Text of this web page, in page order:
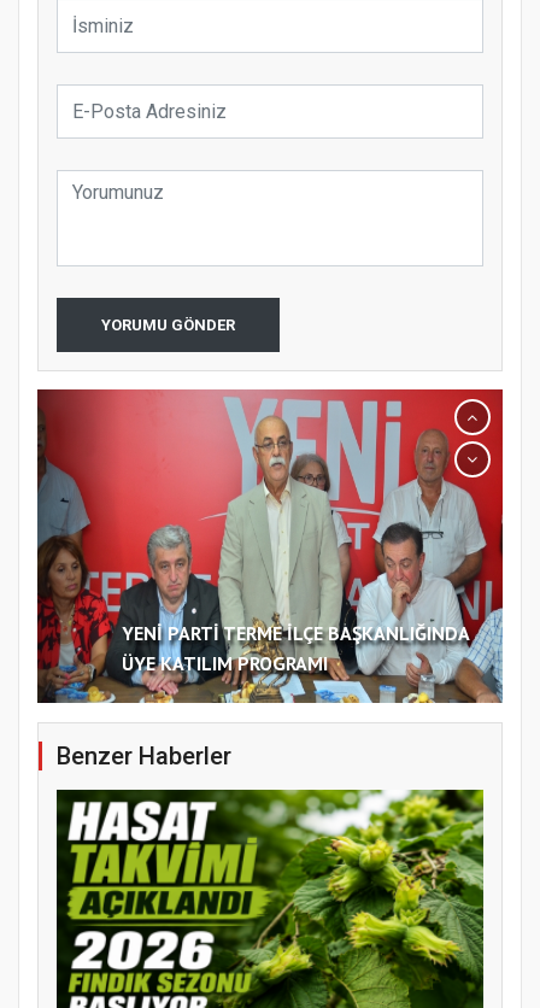
YORUMU GÖNDER
YENİ PARTİ TERME İLÇE BAŞKANLIĞINDA
ÜYE KATILIM PROGRAMI
Benzer Haberler